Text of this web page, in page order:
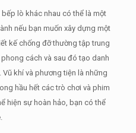
lò khác nhau có thể là một
nếu bạn muốn xây dựng một
kế chống đỡ thường tập trung
cách và sau đó tạo danh
Vũ khí và phương tiện là những
hầu hết các trò chơi và phim
hiện sự hoàn hảo, bạn có thể